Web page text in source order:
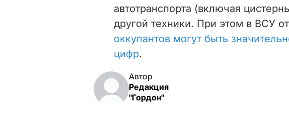
автотранспорта (включая
другой техники. При этом в ВСУ
оккупантов могут быть
цифр.
Автор
Редакция
"Гордон"